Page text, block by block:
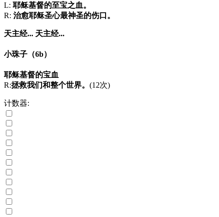
L: 耶稣基督的至宝之血。
R: 治愈耶稣圣心最神圣的伤口。
天主经... 天主经...
小珠子 （6b）
耶稣基督的宝血
R:拯救我们和整个世界。 (12次)
计数器: